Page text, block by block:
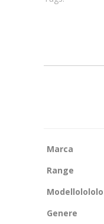
Marca
Range
Modellolololo
Genere